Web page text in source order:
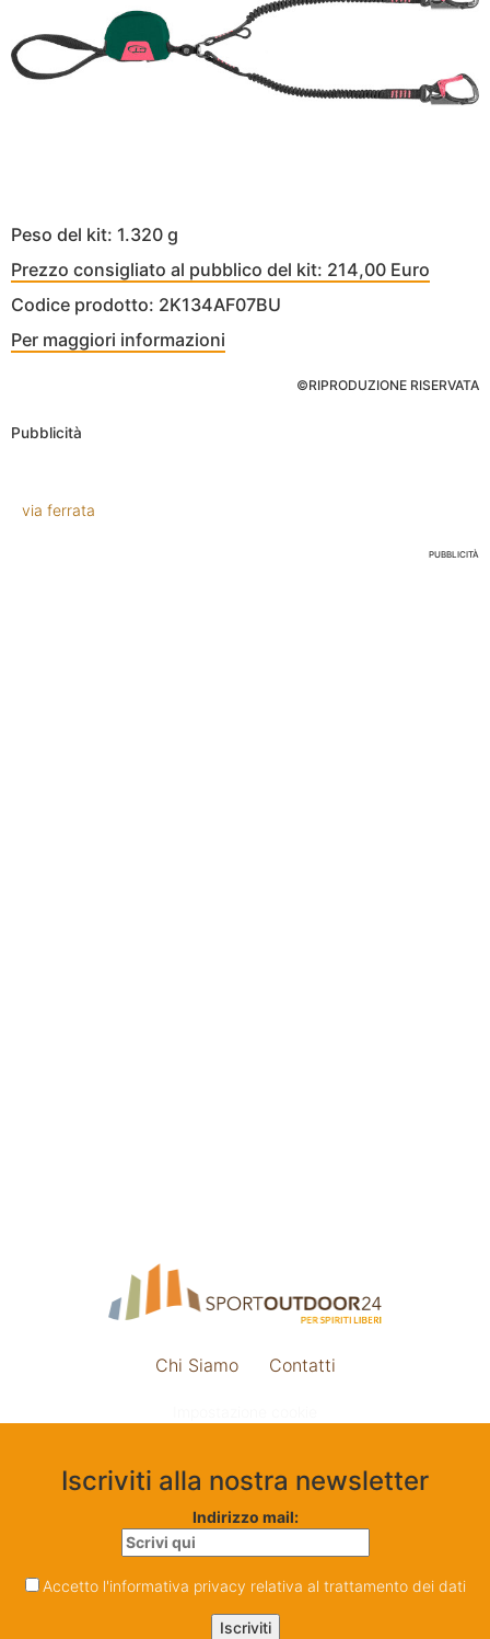
Peso del kit: 1.320 g
Prezzo consigliato al pubblico del kit: 214,00 Euro
Codice prodotto: 2K134AF07BU
Per maggiori informazioni
©RIPRODUZIONE RISERVATA
Pubblicità
via ferrata
PUBBLICITÀ
Chi Siamo Contatti
Iscriviti alla nostra newsletter
Indirizzo mail:
Accetto l'informativa privacy relativa al trattamento dei dati